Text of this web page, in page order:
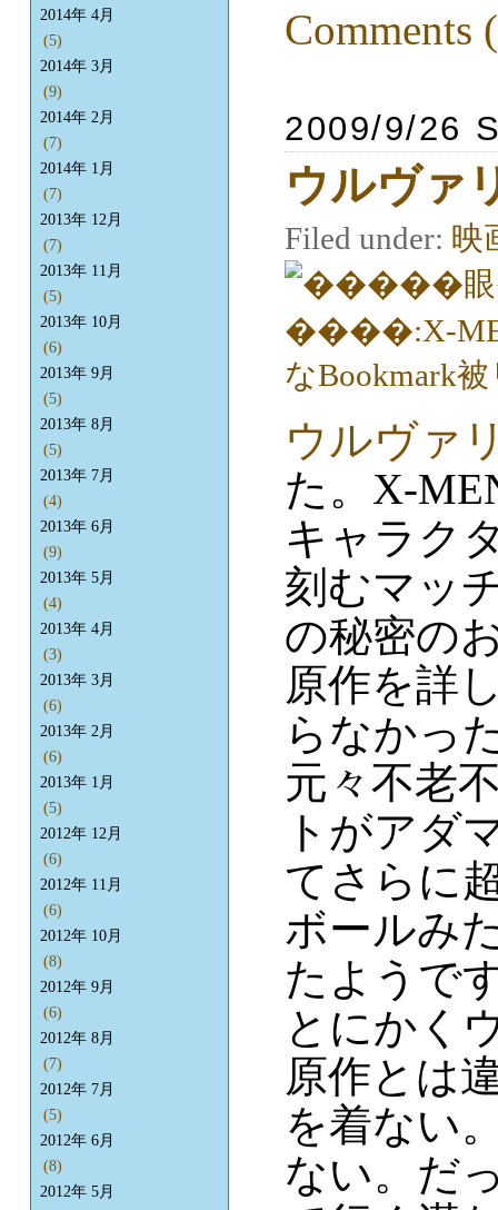
Comments
2009/9/26
ウルヴァ
Filed under: 映
ウルヴァ
た。X-
キャラク
刻むマッ
の秘密の
原作を詳
らなかっ
元々不老
トがアダ
てさらに
ボールみ
たようで
とにかく
原作とは
を着ない
ない。だ
2014年 4月
(5)
2014年 3月
(9)
2014年 2月
(7)
2014年 1月
(7)
2013年 12月
(7)
2013年 11月
(5)
2013年 10月
(6)
2013年 9月
(5)
2013年 8月
(5)
2013年 7月
(4)
2013年 6月
(9)
2013年 5月
(4)
2013年 4月
(3)
2013年 3月
(6)
2013年 2月
(6)
2013年 1月
(5)
2012年 12月
(6)
2012年 11月
(6)
2012年 10月
(8)
2012年 9月
(6)
2012年 8月
(7)
2012年 7月
(5)
2012年 6月
(8)
2012年 5月